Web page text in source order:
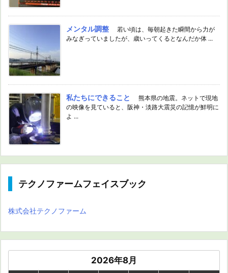
メンタル調整
若い頃は、毎朝起きた瞬間から力が
みなぎっていましたが、歳いってくるとなんだか体 ...
私たちにできること
熊本県の地震。ネットで現地
の映像を見ていると、阪神・淡路大震災の記憶が鮮明に
よ ...
テクノファームフェイスブック
株式会社テクノファーム
2026年8月